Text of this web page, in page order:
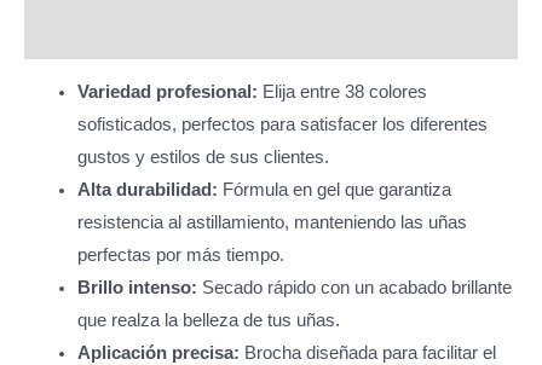
Variedad profesional: Elija entre 38 colores
sofisticados, perfectos para satisfacer los diferentes
gustos y estilos de sus clientes.
Alta durabilidad: Fórmula en gel que garantiza
resistencia al astillamiento, manteniendo las uñas
perfectas por más tiempo.
Brillo intenso: Secado rápido con un acabado brillante
que realza la belleza de tus uñas.
Aplicación precisa: Brocha diseñada para facilitar el